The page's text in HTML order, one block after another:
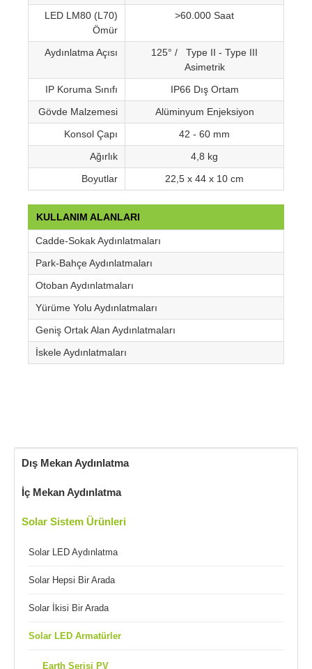
Dış Mekan Aydınlatma
İç Mekan Aydınlatma
Solar Sistem Ürünleri
Solar LED Aydınlatma
Solar Hepsi Bir Arada
Solar İkisi Bir Arada
Solar LED Armatürler
Earth Serisi PV
LED LM80 (L70)
Ömür
>60.000 Saat
Aydınlatma Açısı
125° / Type II - Type III
Asimetrik
IP Koruma Sınıfı
IP66 Dış Ortam
Gövde Malzemesi
Alüminyum Enjeksiyon
Konsol Çapı
42 - 60 mm
Ağırlık
4,8 kg
Boyutlar
22,5 x 44 x 10 cm
KULLANIM ALANLARI
Cadde-Sokak Aydınlatmaları
Park-Bahçe Aydınlatmaları
Otoban Aydınlatmaları
Yürüme Yolu Aydınlatmaları
Geniş Ortak Alan Aydınlatmaları
İskele Aydınlatmaları